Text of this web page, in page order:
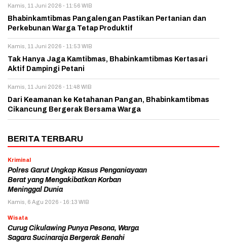
Kamis, 11 Juni 2026 - 11:56 WIB
Bhabinkamtibmas Pangalengan Pastikan Pertanian dan
Perkebunan Warga Tetap Produktif
Kamis, 11 Juni 2026 - 11:53 WIB
Tak Hanya Jaga Kamtibmas, Bhabinkamtibmas Kertasari
Aktif Dampingi Petani
Kamis, 11 Juni 2026 - 11:48 WIB
Dari Keamanan ke Ketahanan Pangan, Bhabinkamtibmas
Cikancung Bergerak Bersama Warga
BERITA TERBARU
Kriminal
Polres Garut Ungkap Kasus Penganiayaan
Berat yang Mengakibatkan Korban
Meninggal Dunia
Kamis, 6 Agu 2026 - 16:13 WIB
Wisata
Curug Cikulawing Punya Pesona, Warga
Sagara Sucinaraja Bergerak Benahi